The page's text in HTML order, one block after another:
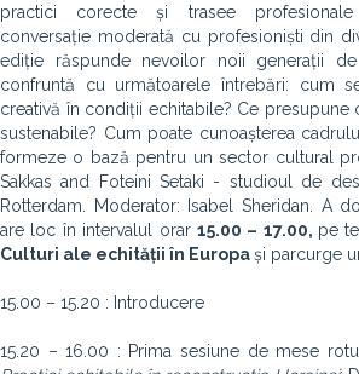
practici corecte și trasee profesionale
conversație moderată cu profesioniști din
ediție răspunde nevoilor noii generații
confruntă cu următoarele întrebări: cum
creativă în condiții echitabile? Ce presupune
sustenabile? Cum poate cunoașterea
formeze o bază pentru un sector cultural
Sakkas and Foteini Setaki - studioul de
Rotterdam. Moderator: Isabel Sheridan. A
are loc în intervalul orar 15.00 – 17.00, pe
Culturi ale echității în Europași parcurge
15.00 – 15.20 : Introducere
15.20 – 16.00 : Prima sesiune de mese